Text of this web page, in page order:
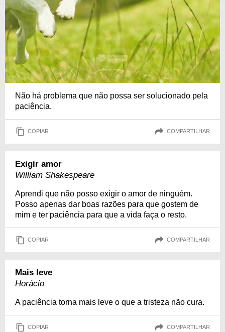
Não há problema que não possa ser solucionado pela
paciência.
COPIAR COMPARTILHAR
Exigir amor
William Shakespeare
Aprendi que não posso exigir o amor de ninguém.
Posso apenas dar boas razões para que gostem de
mim e ter paciência para que a vida faça o resto.
COPIAR COMPARTILHAR
Mais leve
Horácio
A paciência torna mais leve o que a tristeza não cura.
COPIAR COMPARTILHAR